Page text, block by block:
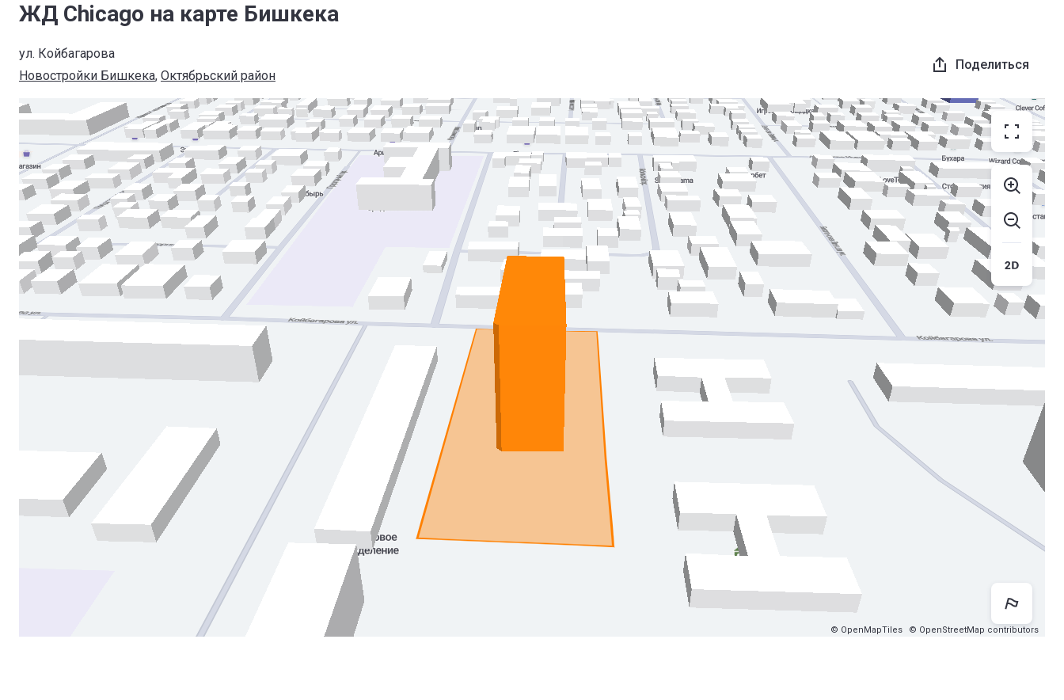
ЖД Chicago на карте Бишкека
ул. Койбагарова
Новостройки Бишкека, Октябрьский район
Поделиться
© OpenMapTiles © OpenStreetMap contributors